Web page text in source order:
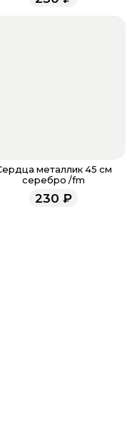
металлик 45 см
серебро /fm
230 ₽